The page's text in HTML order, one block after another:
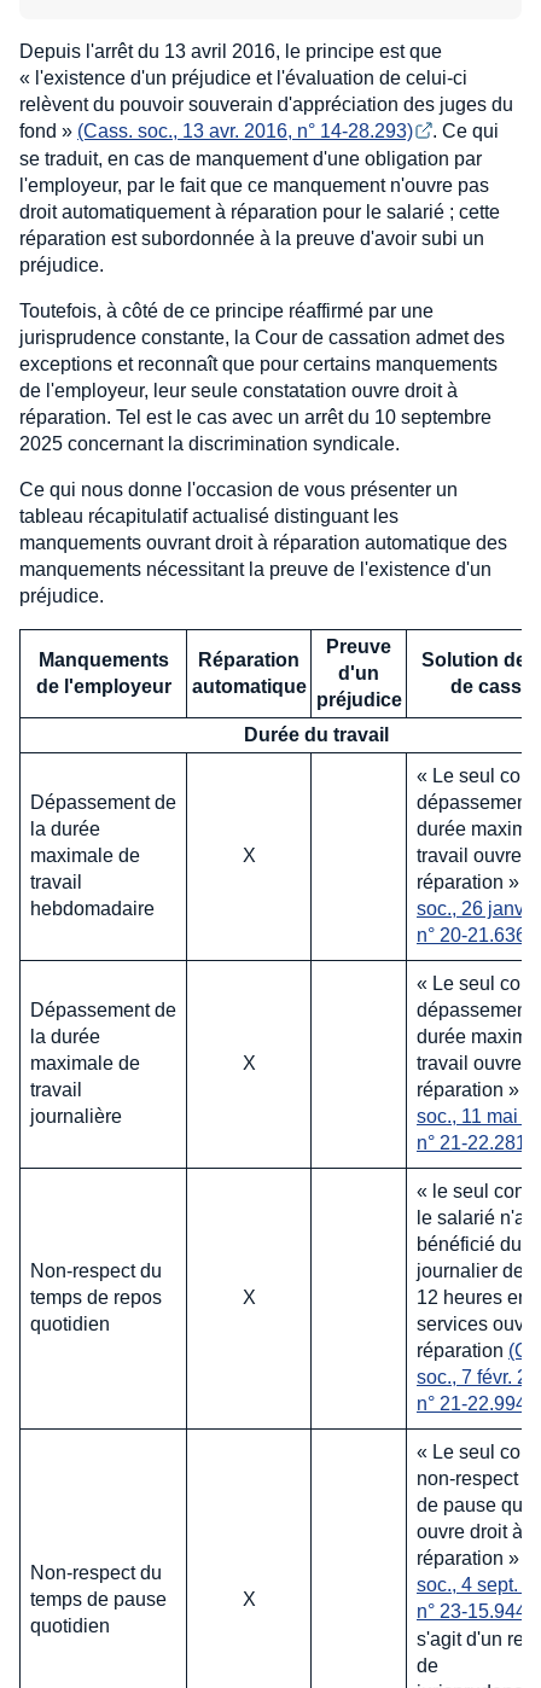
Depuis l'arrêt du 13 avril 2016, le principe est que
« l'existence d'un préjudice et l'évaluation de celui-ci
relèvent du pouvoir souverain d'appréciation des juges du
fond » (Cass. soc., 13 avr. 2016, n° 14-28.293)
. Ce qui
se traduit, en cas de manquement d'une obligation par
l'employeur, par le fait que ce manquement n'ouvre pas
droit automatiquement à réparation pour le salarié ; cette
réparation est subordonnée à la preuve d'avoir subi un
préjudice.
Toutefois, à côté de ce principe réaffirmé par une
jurisprudence constante, la Cour de cassation admet des
exceptions et reconnaît que pour certains manquements
de l'employeur, leur seule constatation ouvre droit à
réparation. Tel est le cas avec un arrêt du 10 septembre
2025 concernant la discrimination syndicale.
Ce qui nous donne l'occasion de vous présenter un
tableau récapitulatif actualisé distinguant les
manquements ouvrant droit à réparation automatique des
manquements nécessitant la preuve de l'existence d'un
préjudice.
Manquements
de l'employeur
Réparation
automatique
Preuve
d'un
préjudice
Solution de
de
Durée du travail
Dépassement de
la durée
maximale de
travail
hebdomadaire
X
« Le seul
dépassement
durée
travail ouvre
réparation »
soc., 26 janv.
n° 20-21.636)
Dépassement de
la durée
maximale de
travail
journalière
X
« Le seul
dépassement
durée
travail ouvre
réparation »
soc., 11 mai
n° 21-22.281)
Non-respect du
temps de repos
quotidien
X
« le seul
le salarié n'a
bénéficié du
journalier de
12 heures
services
réparation
soc., 7 févr.
n° 21-22.994
Non-respect du
temps de pause
quotidien
X
« Le seul
non-respect
de pause
ouvre droit à
réparation »
soc., 4 sept.
n° 23-15.944)
s'agit d'un
de